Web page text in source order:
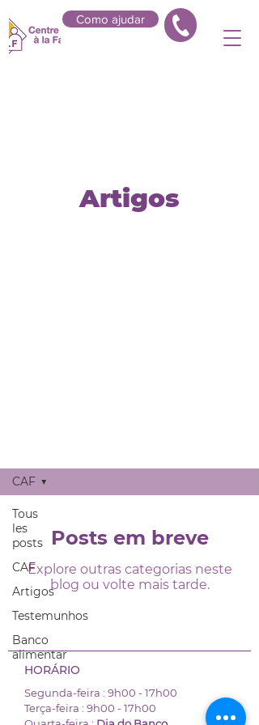
Como ajudar
Artigos
Tous
les
posts
CAF
Artigos
Testemunhos
Banco
alimentar
CAF
Posts em breve
Explore outras categorias neste
blog ou volte mais tarde.
HORÁRIO
Segunda-feira : 9h00 -17h00
Terça-feira : 9h00 -17h00